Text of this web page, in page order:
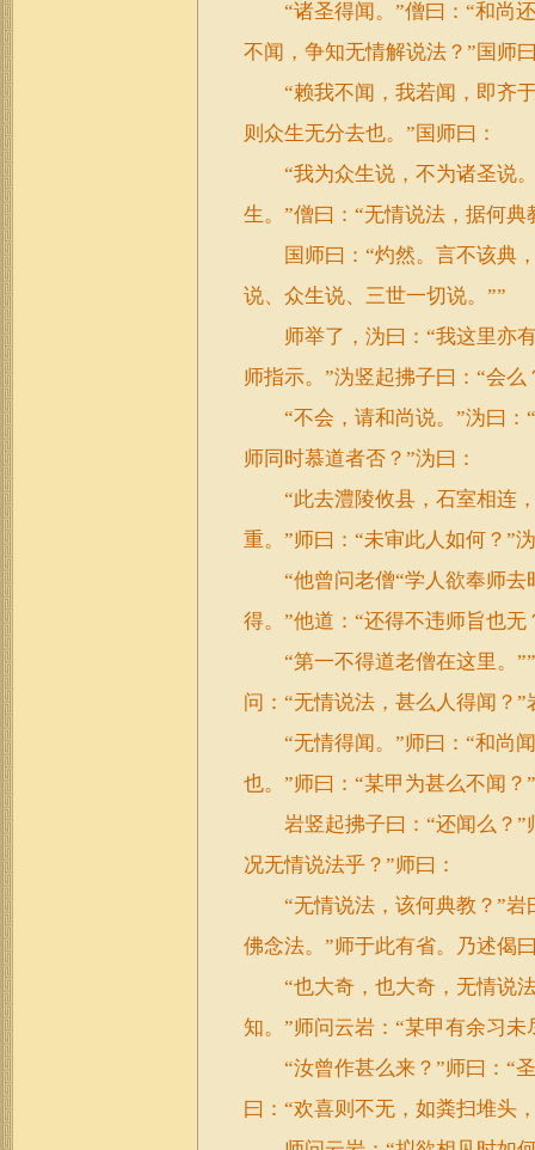
“诸圣得闻。”僧曰：“和尚还
不闻，争知无情解说法？”国师
“赖我不闻，我若闻，即齐于
则众生无分去也。”国师曰：
“我为众生说，不为诸圣说。
生。”僧曰：“无情说法，据何典
国师曰：“灼然。言不该典，
说、众生说、三世一切说。””
师举了，沩曰：“我这里亦有
师指示。”沩竖起拂子曰：“会么
“不会，请和尚说。”沩曰：“
师同时慕道者否？”沩曰：
“此去澧陵攸县，石室相连，
重。”师曰：“未审此人如何？”
“他曾问老僧“学人欲奉师去
得。”他道：“还得不违师旨也无
“第一不得道老僧在这里。””
问：“无情说法，甚么人得闻？”
“无情得闻。”师曰：“和尚闻
也。”师曰：“某甲为甚么不闻？”
岩竖起拂子曰：“还闻么？”
况无情说法乎？”师曰：
“无情说法，该何典教？”岩
佛念法。”师于此有省。乃述偈
“也大奇，也大奇，无情说法
知。”师问云岩：“某甲有余习未
“汝曾作甚么来？”师曰：“圣
曰：“欢喜则不无，如粪扫堆头